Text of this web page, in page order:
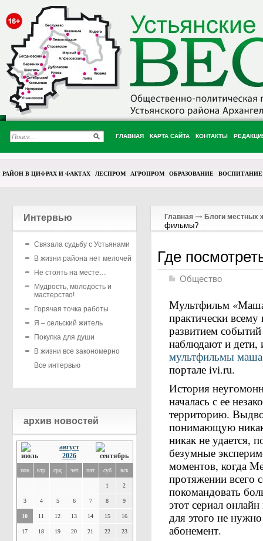
ГЛАВНАЯ КАРТА САЙТА КОНТАКТЫ
РАЙОН В ЦИФРАХ И ФАКТАХ ЛЕСПРОМ АГРОПРОМ ОБРАЗОВАНИЕ ВОСПИТАНИЕ
Интервью
Связала судьбу с Устьянами
В жизни района нет мелочей
Не стоять на месте…
Мудрость, молодость и
мастерство!
Горячая точка работы
Я – сельский житель
Покупка для души
В жизни все закономерно
Все интервью
архив новостей
август
2026
пон втр срд чет пят суб вск
1 2
3 4 5 6 7 8 9
10 11 12 13 14 15 16
17 18 19 20 21 22 23
Главная Блоги местных
фильмы?
Где
Общество
Мультфильм
практически
развитием событий
наблюдают и дети,
мультфильмы
портале ivi.ru.
История
началась с ее
территорию.
понимающую
никак не удается,
безумные
моментов, когда
протяжении всего
покомандовать
этот сериал
для этого не
абонемент.